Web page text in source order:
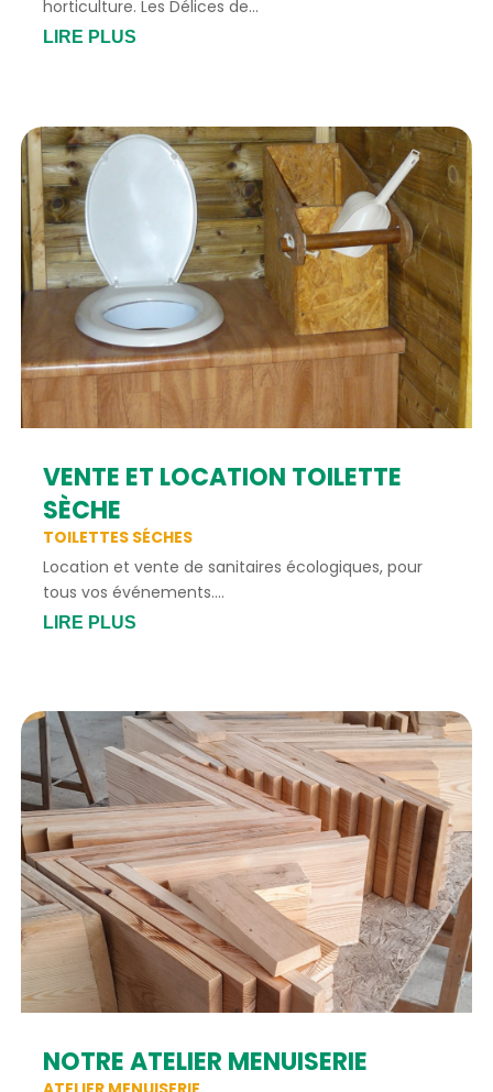
horticulture. Les Délices de...
LIRE PLUS
VENTE ET LOCATION TOILETTE
SÈCHE
TOILETTES SÉCHES
Location et vente de sanitaires écologiques, pour
tous vos événements....
LIRE PLUS
NOTRE ATELIER MENUISERIE